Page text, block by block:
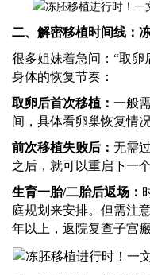
二、解密移植时间线：
很多姐妹着急问： “取卵
身体的恢复节奏：
取卵后首次移植： 一般
间，具体看卵巢恢复情
前次移植失败后： 无需
之后，就可以重启下一
生育一胎/二胎后返场：
庭规划来安排。但需注
年以上，返院复查子宫